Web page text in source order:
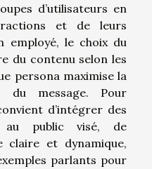
d’utilisateurs en
et de leurs
employé, le choix du
du contenu selon les
persona maximise la
du message. Pour
d’intégrer des
au public visé, de
claire et dynamique,
parlants pour